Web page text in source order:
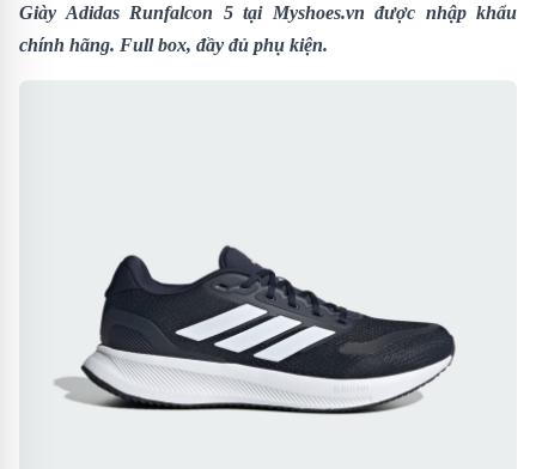
Giày Adidas Runfalcon 5tại Myshoes.vn được nhập khẩu
chính hãng. Full box, đầy đủ phụ kiện.